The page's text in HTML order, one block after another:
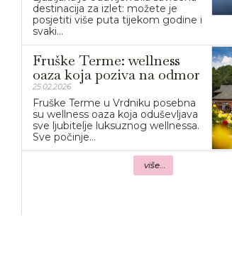
destinacija za izlet: možete je
posjetiti više puta tijekom godine i
svaki...
Fruške Terme: wellness
oaza koja poziva na odmor
25.02.2026.
Fruške Terme u Vrdniku posebna
su wellness oaza koja oduševljava
sve ljubitelje luksuznog wellnessa.
Sve počinje...
više...